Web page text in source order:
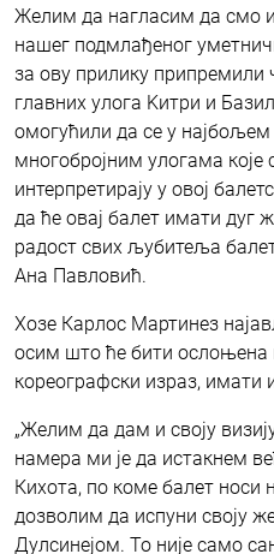
Желим да нагласим да смо
нашег подмлађеног
за ову прилику припремили
главних улога Kитри и
омогућили да се у
многобројним улогама које
интерпретирају у овој
да ће овај балет имати дуг
радост свих љубитеља
Ана Павловић.
Хозе Карлос Мартинез
осим што ће бити ослоњена
кореографски израз, имати
„Желим да дам и своју
намера ми је да истакнем
Кихота, по коме балет носи
дозволим да испуни своју
Дулсинејом. То није само